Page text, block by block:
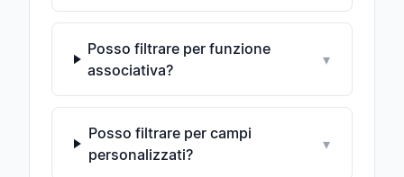
Posso filtrare per funzione
associativa?
▾
Posso filtrare per campi
personalizzati?
▾